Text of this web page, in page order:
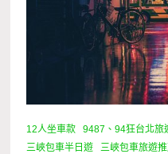
12人坐車款 9487、94狂台北旅
三峽包車半日遊
三峽包車旅遊